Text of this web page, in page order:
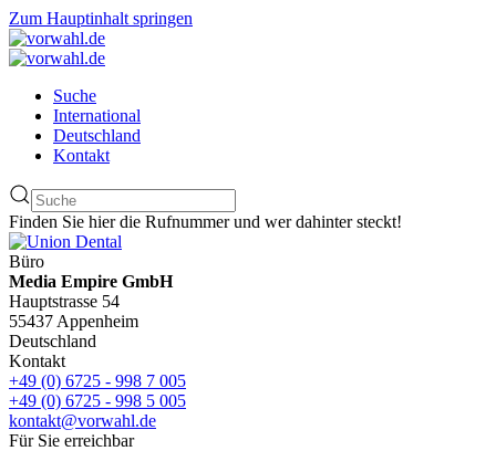
Zum Hauptinhalt springen
Suche
International
Deutschland
Kontakt
Finden Sie hier die Rufnummer und wer dahinter steckt!
Büro
Media Empire GmbH
Hauptstrasse 54
55437 Appenheim
Deutschland
Kontakt
+49 (0) 6725 - 998 7 005
+49 (0) 6725 - 998 5 005
kontakt@vorwahl.de
Für Sie erreichbar